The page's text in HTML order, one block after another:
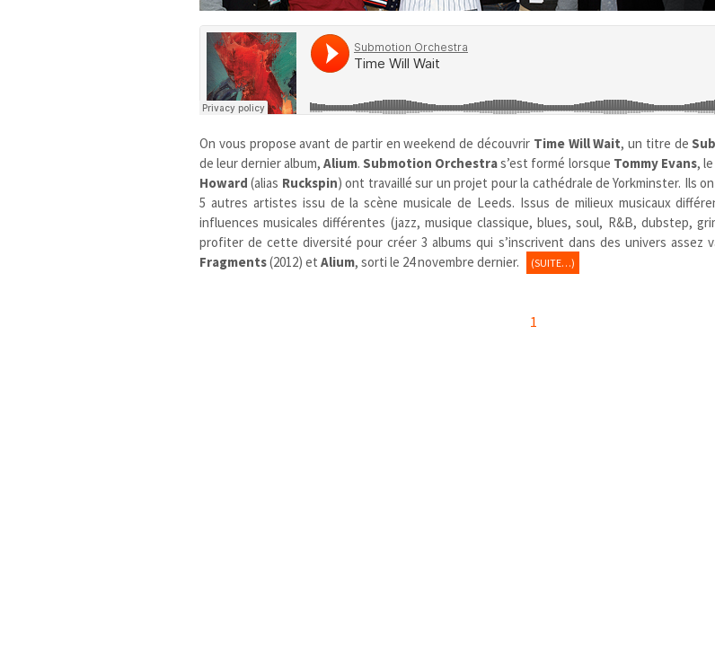
On vous propose avant de partir en weekend de découvrir Time Will Wait, un titre de
de leur dernier album,Alium.Submotion Orchestras’est formé lorsque Tommy Evans,
Howard (alias Ruckspin) ont travaillé sur un projet pour la cathédrale de Yorkminster. Ils
5 autres artistes issu de la scène musicale de Leeds. Issus de milieux musicaux
influences musicales différentes (jazz, musique classique, blues, soul, R&B, dubstep,
profiter de cette diversité pour créer 3 albums qui s’inscrivent dans des univers assez
Fragments(2012) etAlium, sorti le 24 novembre dernier. (SUITE…)
1